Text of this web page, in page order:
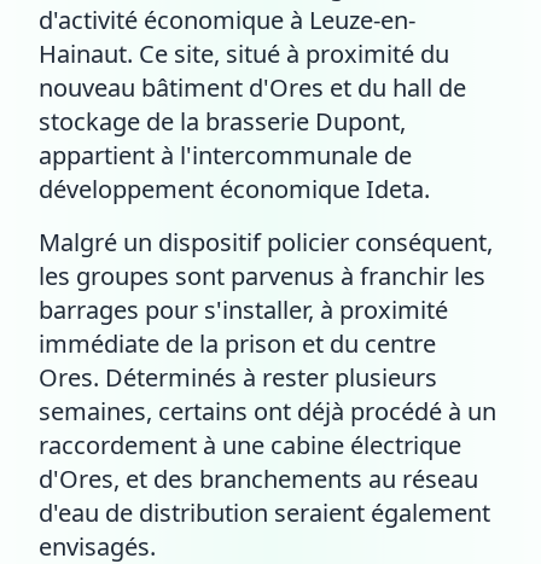
d'activité économique à Leuze-en-
Hainaut. Ce site, situé à proximité du
nouveau bâtiment d'Ores et du hall de
stockage de la brasserie Dupont,
appartient à l'intercommunale de
développement économique Ideta.
Malgré un dispositif policier conséquent,
les groupes sont parvenus à franchir les
barrages pour s'installer, à proximité
immédiate de la prison et du centre
Ores. Déterminés à rester plusieurs
semaines, certains ont déjà procédé à un
raccordement à une cabine électrique
d'Ores, et des branchements au réseau
d'eau de distribution seraient également
envisagés.